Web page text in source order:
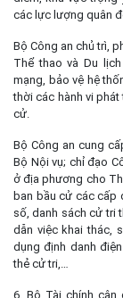
các lực lượng quân
Bộ Công an chủ trì,
Thể thao và Du
mạng, bảo vệ hệ
thời các hành vi
cử.
Bộ Công an cung
Bộ Nội vụ; chỉ đạo
ở địa phương cho
ban bầu cử các cấp
số, danh sách cử tri
dẫn việc khai thác,
dụng định danh
thẻ cử tri,…
6. Bộ Tài chính